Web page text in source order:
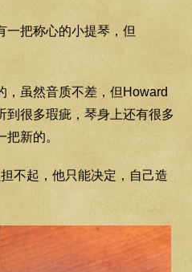
一把称心的小提琴，但
，虽然音质不差，但Howard
到很多瑕疵，琴身上还有很多
新的。
不起，他只能决定，自己造